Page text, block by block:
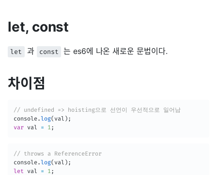
let, const
let 과 const 는 es6에 나온 새로운 문법이다.
차이점
// undefined => hoisting으로 선언이 우선적으로 일어남
console.log( val ) ;
var val = 1;
// throws a ReferenceError
console.log( val ) ;
let val = 1;